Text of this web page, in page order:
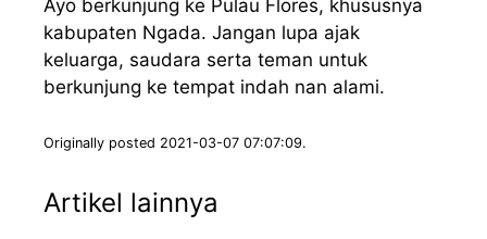
Ayo berkunjung ke Pulau Flores, khususnya
kabupaten Ngada. Jangan lupa ajak
keluarga, saudara serta teman untuk
berkunjung ke tempat indah nan alami.
Originally posted 2021-03-07 07:07:09.
Artikel lainnya